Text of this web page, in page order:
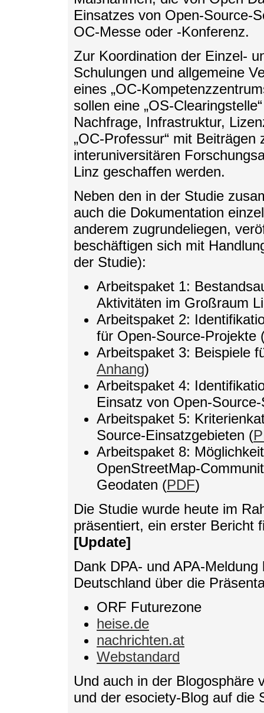
Einsatzes von Open-Source-
OC-Messe oder -Konferenz.
Zur Koordination der Einzel-
Schulungen und allgemeine
eines „OC-
sollen eine „OS-
Nachfrage, Infrastruktur,
„OC-Professur“ mit
interuniversitären
Linz geschaffen werden.
Neben den in der Studie
auch die Dokumentation
anderem zugrundeliegen,
beschäftigen sich mit
der Studie):
Arbeitspaket 1:
Aktivitäten im Großraum
Arbeitspaket 2:
für Open-Source-Projekte
Arbeitspaket 3: Beispiele
Anhang)
Arbeitspaket 4:
Einsatz von Open-
Arbeitspaket 5:
Source-Einsatzgebieten (
Arbeitspaket 8:
OpenStreetMap-
Geodaten (PDF)
Die Studie wurde heute im
präsentiert, ein erster Bericht
[Update]
Dank DPA- und APA-
Deutschland über die
ORF Futurezone
heise.de
nachrichten.at
Webstandard
Und auch in der Blogosphäre
und der esociety-Blog auf die